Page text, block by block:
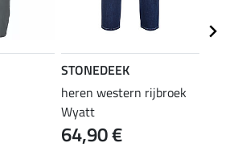
STONEDEEK
heren western rijbroek
Wyatt
64,90 €